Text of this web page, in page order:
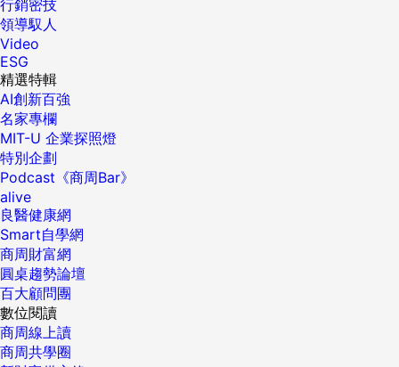
行銷密技
領導馭人
Video
ESG
精選特輯
AI創新百強
名家專欄
MIT-U 企業探照燈
特別企劃
Podcast《商周Bar》
alive
良醫健康網
Smart自學網
商周財富網
圓桌趨勢論壇
百大顧問團
數位閱讀
商周線上讀
商周共學圈